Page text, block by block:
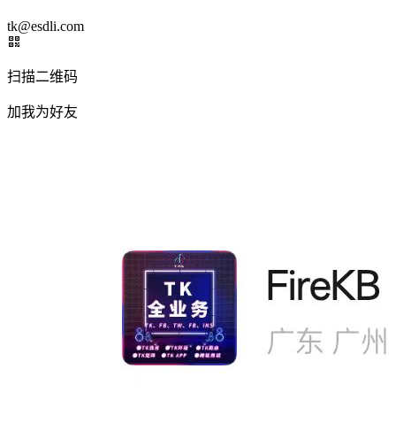
tk@esdli.com
扫描二维码
加我为好友